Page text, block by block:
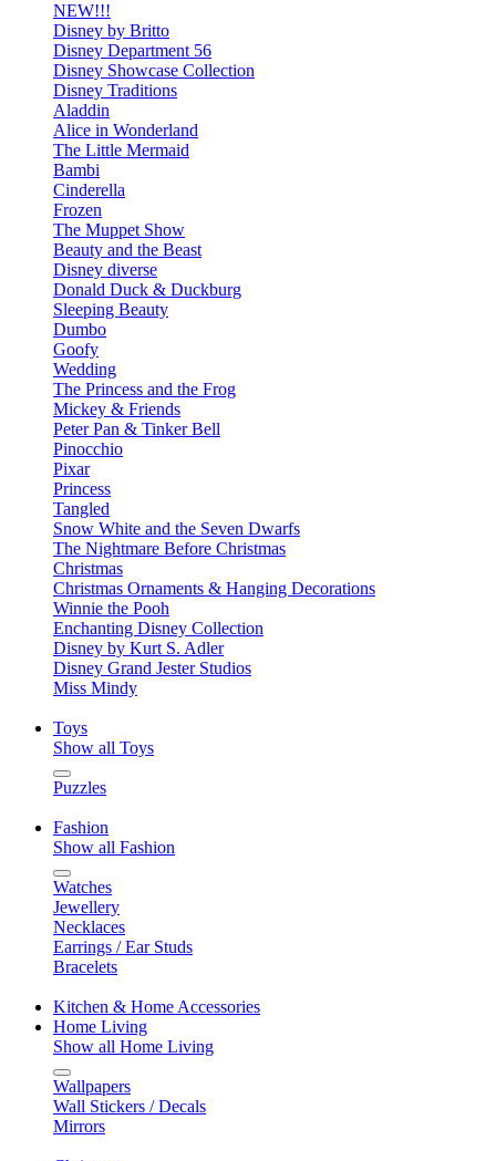
NEW!!!
Disney by Britto
Disney Department 56
Disney Showcase Collection
Disney Traditions
Aladdin
Alice in Wonderland
The Little Mermaid
Bambi
Cinderella
Frozen
The Muppet Show
Beauty and the Beast
Disney diverse
Donald Duck & Duckburg
Sleeping Beauty
Dumbo
Goofy
Wedding
The Princess and the Frog
Mickey & Friends
Peter Pan & Tinker Bell
Pinocchio
Pixar
Princess
Tangled
Snow White and the Seven Dwarfs
The Nightmare Before Christmas
Christmas
Christmas Ornaments & Hanging Decorations
Winnie the Pooh
Enchanting Disney Collection
Disney by Kurt S. Adler
Disney Grand Jester Studios
Miss Mindy
Toys
Show all Toys
Puzzles
Fashion
Show all Fashion
Watches
Jewellery
Necklaces
Earrings / Ear Studs
Bracelets
Kitchen & Home Accessories
Home Living
Show all Home Living
Wallpapers
Wall Stickers / Decals
Mirrors